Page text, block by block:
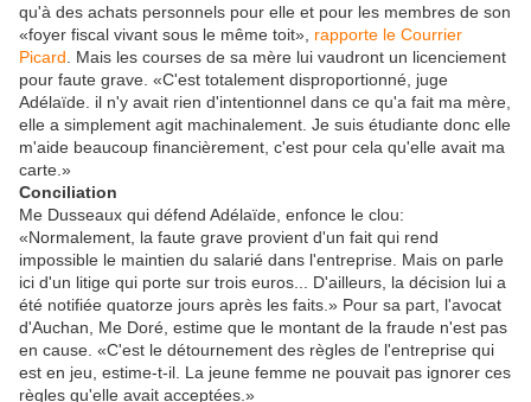
qu'à des achats personnels pour elle et pour les membres de son
«foyer fiscal vivant sous le même toit», rapporte le Courrier
Picard . Mais les courses de sa mère lui vaudront un licenciement
pour faute grave. «C'est totalement disproportionné, juge
Adélaïde. il n'y avait rien d'intentionnel dans ce qu'a fait ma mère,
elle a simplement agit machinalement. Je suis étudiante donc elle
m'aide beaucoup financièrement, c'est pour cela qu'elle avait ma
carte.»
Conciliation
Me Dusseaux qui défend Adélaïde, enfonce le clou:
«Normalement, la faute grave provient d'un fait qui rend
impossible le maintien du salarié dans l'entreprise. Mais on parle
ici d'un litige qui porte sur trois euros... D'ailleurs, la décision lui a
été notifiée quatorze jours après les faits.» Pour sa part, l'avocat
d'Auchan, Me Doré, estime que le montant de la fraude n'est pas
en cause. «C'est le détournement des règles de l'entreprise qui
est en jeu, estime-t-il. La jeune femme ne pouvait pas ignorer ces
règles qu'elle avait acceptées.»